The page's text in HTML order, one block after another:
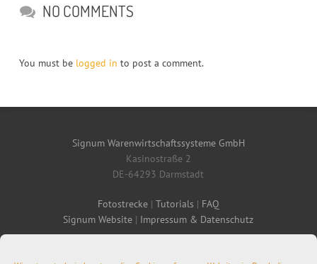
NO COMMENTS
You must be logged in to post a comment.
Signum Warenwirtschaftssysteme GmbH
Kasinostraße 2
DE-64293 Darmstadt
Fotostrecke| Tutorials | FAQ
Signum Website | Impressum & Datenschutz